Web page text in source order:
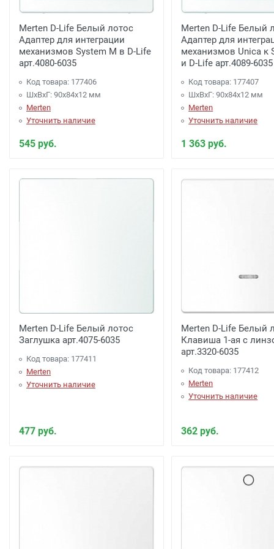
менее 7000 рублей. -300 рублей
Доставка до терминала Транспортной
Минимальная партия покупки
Минимальный заказ 2500 рублей.
Merten D-Life Белый лотос
Адаптер для интеграции
механизмов System M в D-Life
арт.4080-6035
Код товара: 177406
ШхВхГ: 90x84x12 мм
Merten
Уточнить наличие
545 руб.
Merten D-Life Белый
Адаптер для
механизмов Unica к
и D-Life арт.4089-6035
Код товара: 177407
ШхВхГ: 90x84x12 мм
Merten
Уточнить наличие
1 363 руб.
Merten D-Life Белый лотос
Заглушка арт.4075-6035
Код товара: 177411
Merten
Уточнить наличие
477 руб.
Merten D-Life Белый
Клавиша 1-ая с
арт.3320-6035
Код товара: 177412
Merten
Уточнить наличие
362 руб.